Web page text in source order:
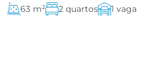
63 m² 2 quartos 1 vaga